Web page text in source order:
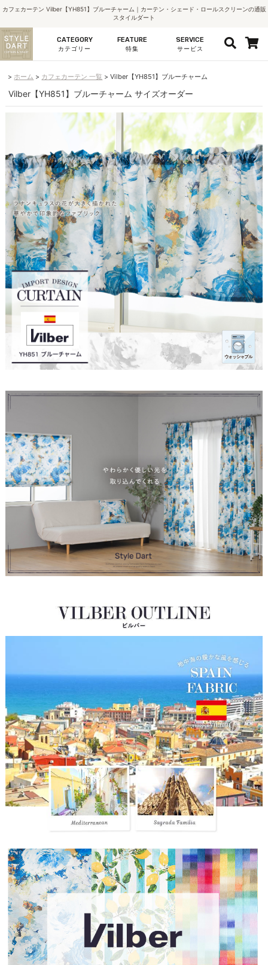
カフェカーテン Vilber【YH851】ブルーチャーム｜カーテン・シェード・ロールスクリーンの通販
スタイルダート
CATEGORY
カテゴリー
FEATURE
特集
SERVICE
サービス
ホーム カフェカーテン 一覧 Vilber【YH851】ブルーチャーム
Vilber【YH851】ブルーチャーム サイズオーダー